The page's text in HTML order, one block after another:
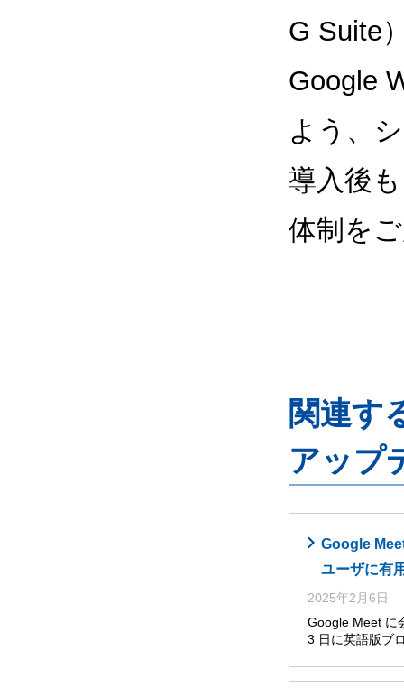
G Suite
Google
よう、
導入後
体制を
関連す
アップ
Google
ユーザに有
2025年2月6日
Google Meet に
3 日に英語版ブ